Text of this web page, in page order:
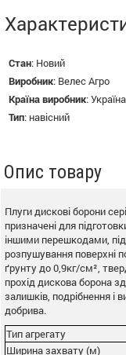
Стан: Новий
Виробник: Велес Агро
Країна виробник:Україна
Тип: навісний
Опис товару
Плуги дискові борони
призначені для
іншими перешкодами,
розпушування поверхні
ґрунту до 0,9кг/см²,
прохід дискова борона
залишків, подрібнення і
добрива.
Тип агрегату
Ширина захвату (м)